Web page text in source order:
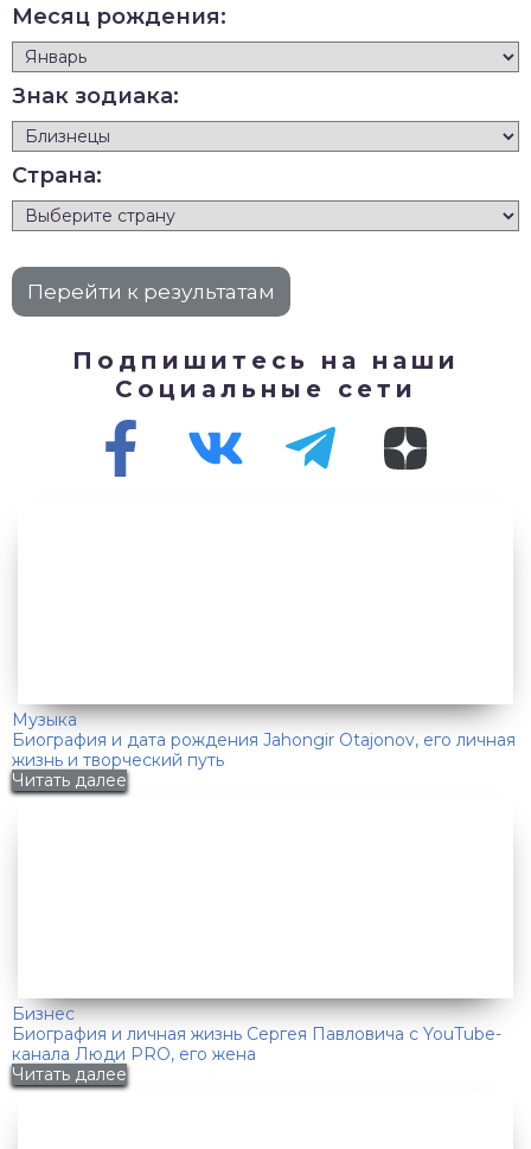
Месяц рождения:
Знак зодиака:
Страна:
Подпишитесь на наши
Социальные сети
Музыка
Биография и дата рождения Jahongir Otajonov, его личная
жизнь и творческий путь
Читать далее
Бизнес
Биография и личная жизнь Сергея Павловича с YouTube-
канала Люди PRO, его жена
Читать далее